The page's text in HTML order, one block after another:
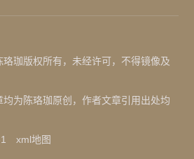
珈版权所有，未经许可，不得镜像及
为陈珞珈原创，作者文章引用出处均
xml地图